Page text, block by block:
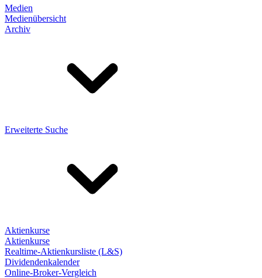
Medien
Medienübersicht
Archiv
Erweiterte Suche
Aktienkurse
Aktienkurse
Realtime-Aktienkursliste (L&S)
Dividendenkalender
Online-Broker-Vergleich